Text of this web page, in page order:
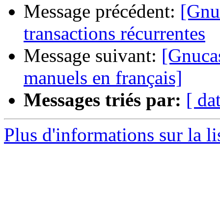
Message précédent:
transactions récurrentes
Message suivant:
manuels en français]
Messages triés par: [
Plus d'informations sur la